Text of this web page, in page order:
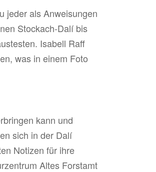
jeder als Anweisungen
Stockach-Dalí bis
Isabell Raff
was in einem Foto
kann und
sich in der Dalí
Notizen für ihre
Altes Forstamt